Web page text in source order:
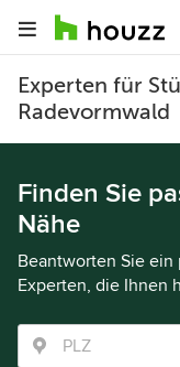
Experten für
Radevormwald
Finden Sie
Nähe
Beantworten Sie
Experten, die Ihnen